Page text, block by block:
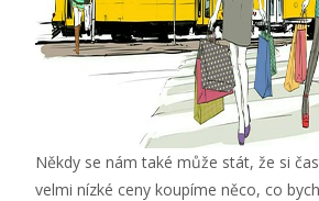
Někdy se nám také může stát, že si
velmi nízké ceny koupíme něco, co